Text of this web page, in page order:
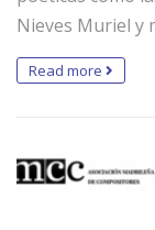
Nieves Muriel y
Read more